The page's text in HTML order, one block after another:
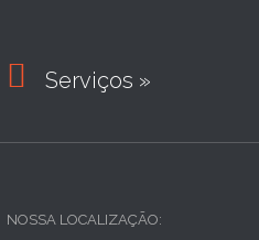
 Serviços »
NOSSA LOCALIZAÇÃO: